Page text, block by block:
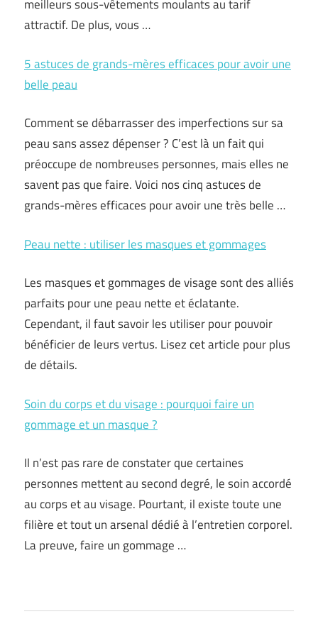
meilleurs sous-vêtements moulants au tarif
attractif. De plus, vous …
5 astuces de grands-mères efficaces pour avoir une
belle peau
Comment se débarrasser des imperfections sur sa
peau sans assez dépenser ? C’est là un fait qui
préoccupe de nombreuses personnes, mais elles ne
savent pas que faire. Voici nos cinq astuces de
grands-mères efficaces pour avoir une très belle …
Peau nette : utiliser les masques et gommages
Les masques et gommages de visage sont des alliés
parfaits pour une peau nette et éclatante.
Cependant, il faut savoir les utiliser pour pouvoir
bénéficier de leurs vertus. Lisez cet article pour plus
de détails.
Soin du corps et du visage : pourquoi faire un
gommage et un masque ?
Il n’est pas rare de constater que certaines
personnes mettent au second degré, le soin accordé
au corps et au visage. Pourtant, il existe toute une
filière et tout un arsenal dédié à l’entretien corporel.
La preuve, faire un gommage …